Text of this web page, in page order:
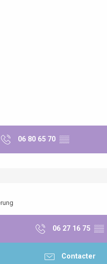
06 80 65 70 ▒▒
06 27 16 75 ▒▒
Contacter